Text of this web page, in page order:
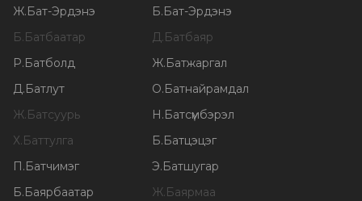
Ж.Бат-Эрдэнэ Б.Бат-Эрдэнэ
Б.Батбаатар Д.Батбаяр
Р.Батболд Ж.Батжаргал
Д.Батлут О.Батнайрамдал
Ж.Батсуурь Н.Батсүмбэрэл
Х.Баттулга Б.Батцэцэг
П.Батчимэг Э.Батшугар
Б.Баярбаатар Ж.Баярмаа